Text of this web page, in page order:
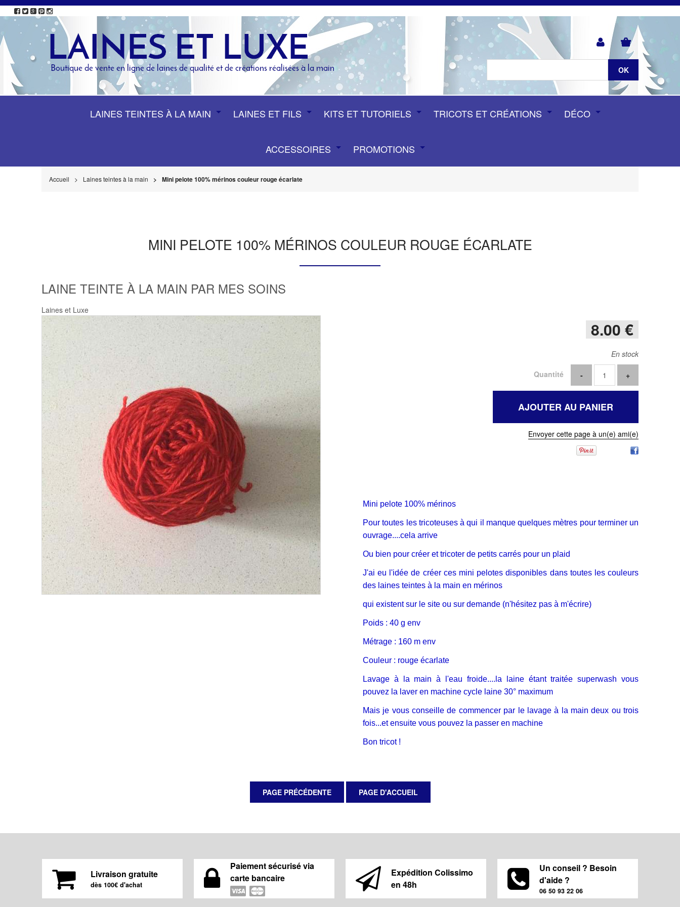
LAINES TEINTES À LA MAIN LAINES ET FILS KITS ET TUTORIELS TRICOTS ET CRÉATIONS DÉCO
ACCESSOIRES PROMOTIONS
Accueil Laines teintes à la main Mini pelote 100% mérinos couleur rouge écarlate
MINI PELOTE 100% MÉRINOS COULEUR ROUGE ÉCARLATE
LAINE TEINTE À LA MAIN PAR MES SOINS
Laines et Luxe
8.00 €
En stock
Quantité
Envoyer cette page à un(e) ami(e)
Mini pelote 100% mérinos
Pour toutes les tricoteuses à qui il manque quelques mètres pour terminer un
ouvrage....cela arrive
Ou bien pour créer et tricoter de petits carrés pour un plaid
J'ai eu l'idée de créer ces mini pelotes disponibles dans toutes les couleurs
des laines teintes à la main en mérinos
qui existent sur le site ou sur demande (n'hésitez pas à m'écrire)
Poids : 40 g env
Métrage : 160 m env
Couleur : rouge écarlate
Lavage à la main à l'eau froide....la laine étant traitée superwash vous
pouvez la laver en machine cycle laine 30° maximum
Mais je vous conseille de commencer par le lavage à la main deux ou trois
fois...et ensuite vous pouvez la passer en machine
Bon tricot !
Livraison gratuite
dès 100€ d'achat
Paiement sécurisé via
carte bancaire
Expédition Colissimo
en 48h
Un conseil ? Besoin
d'aide ?
06 50 93 22 06